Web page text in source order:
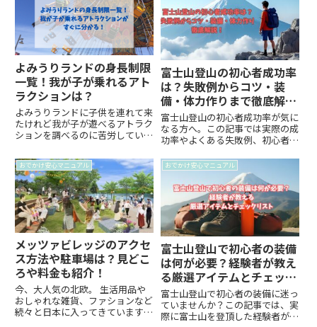
よみうりランドの身長制限
一覧！我が子が乗れるアト
ラクションは？
よみうりランドに子供を連れて来
たけれど我が子が遊べるアトラク
ションを調べるのに苦労していま
てあげられないものもありますよ
ね。園内のパンフレットや公式サ
イトを調べるのは面倒ですよね。
この記事では身長別に遊べるア
ト...
富士山登山の初心者成功率
は？失敗例からコツ・装
備・体力作りまで徹底解
説！
富士山登山の初心者成功率が気に
なる方へ。この記事では実際の成
功率やよくある失敗例、初心者で
装備選びまで詳しく解説します。
不安や疑問を解消し、初めての富
士山登山を安心して成功させたい
方におすすめです。
おでかけ安心マニュアル
メッツァビレッジのアクセ
ス方法や駐車場は？見どこ
ろや料金も紹介！
今、大人気の北欧。 生活用品や
おしゃれな雑貨、ファションなど
続々と日本に入ってきています
おでかけ安心マニュアル
富士山登山で初心者の装備
は何が必要？経験者が教え
る厳選アイテムとチェック
リスト
富士山登山で初心者の装備に迷っ
ていませんか？この記事では、実
際に富士山を登頂した経験者が